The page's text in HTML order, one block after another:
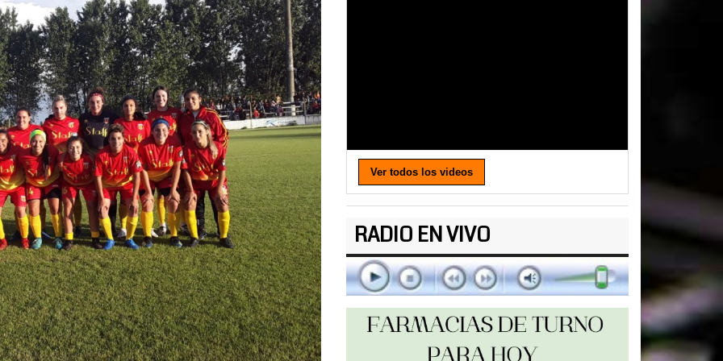
Ver todos los videos
RADIO EN VIVO